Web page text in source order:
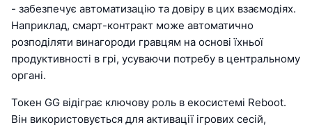
- забезпечує автоматизацію та довіру в цих взаємодіях.
Наприклад, смарт-контракт може автоматично
розподіляти винагороди гравцям на основі їхньої
продуктивності в грі, усуваючи потребу в центральному
органі.
Токен GG відіграє ключову роль в екосистемі Reboot.
Він використовується для активації ігрових сесій,